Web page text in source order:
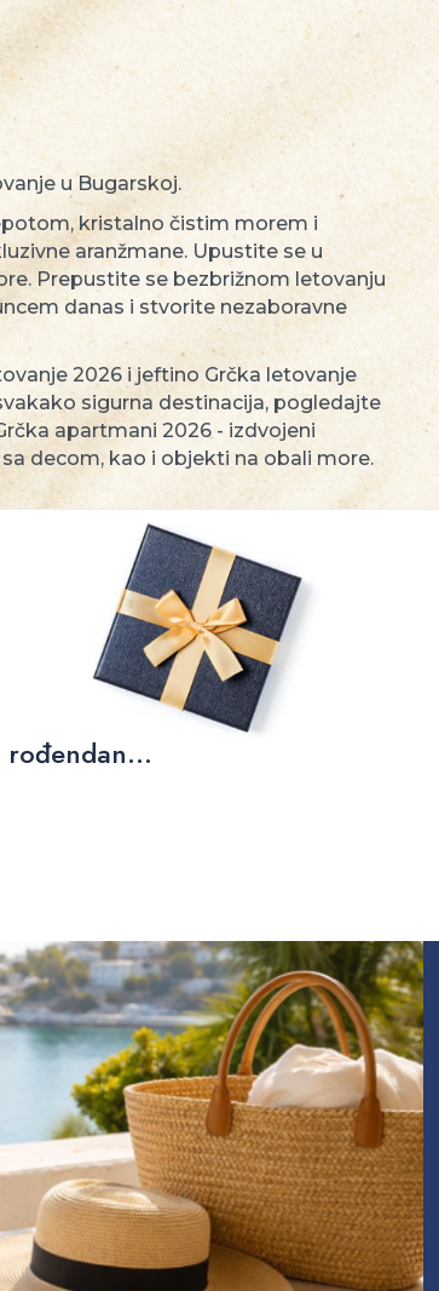
u Bugarskoj.
kristalno čistim morem i
aranžmane. Upustite se u
Prepustite se bezbrižnom letovanju
danas i stvorite nezaboravne
2026 i jeftino Grčka letovanje
sigurna destinacija, pogledajte
apartmani 2026 - izdvojeni
decom, kao i objekti na obali more.
rođendan...